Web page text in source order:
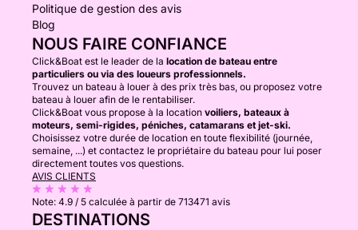
Politique de gestion des avis
Blog
NOUS FAIRE CONFIANCE
Click&Boat est le leader de la location de bateau entre
particuliers ou via des loueurs professionnels.
Trouvez un bateau à louer à des prix très bas, ou proposez votre
bateau à louer afin de le rentabiliser.
Click&Boat vous propose à la location voiliers, bateaux à
moteurs, semi-rigides, péniches, catamarans et jet-ski.
Choisissez votre durée de location en toute flexibilité (journée,
semaine, ...) et contactez le propriétaire du bateau pour lui poser
directement toutes vos questions.
AVIS CLIENTS
Note: 4.9 / 5 calculée à partir de 713471 avis
DESTINATIONS